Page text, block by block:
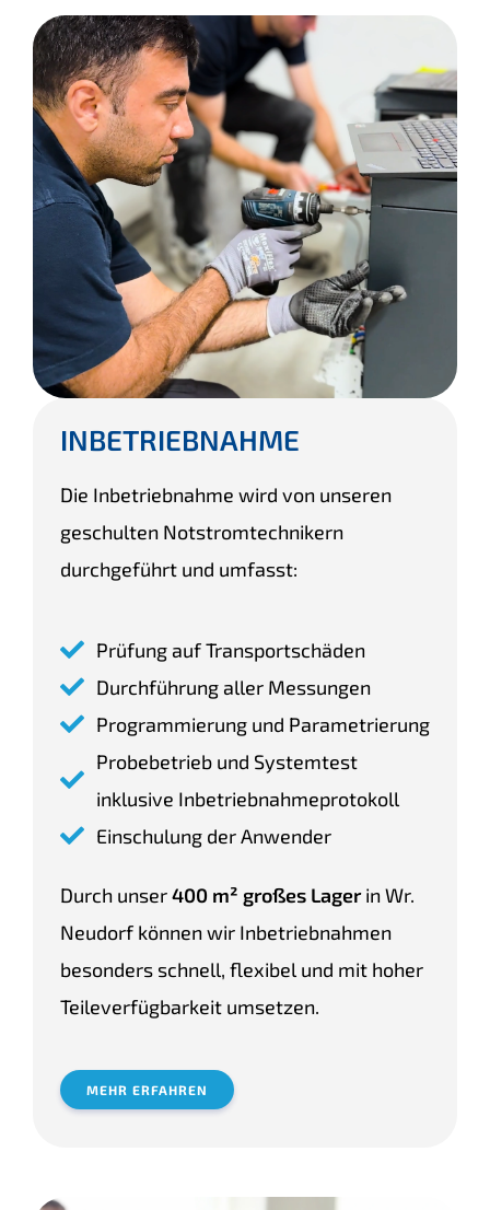
INBETRIEBNAHME
Die Inbetriebnahme wird von unseren
geschulten Notstromtechnikern
durchgeführt und umfasst:
Prüfung auf Transportschäden
Durchführung aller Messungen
Programmierung und Parametrierung
Probebetrieb und Systemtest
inklusive Inbetriebnahmeprotokoll
Einschulung der Anwender
Durch unser400 m² großes Lagerin Wr.
Neudorf können wir Inbetriebnahmen
besonders schnell, flexibel und mit hoher
Teileverfügbarkeit umsetzen.
MEHR ERFAHREN